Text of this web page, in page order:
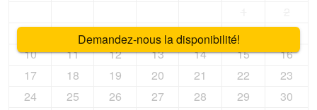
Demandez-nous la disponibilité!
10
11 12 13 14 15
16
17
18 19 20 21 22
23
24
25 26 27 28 29
30